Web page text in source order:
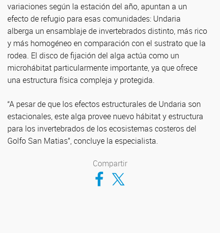
variaciones según la estación del año, apuntan a un
efecto de refugio para esas comunidades: Undaria
alberga un ensamblaje de invertebrados distinto, más rico
y más homogéneo en comparación con el sustrato que la
rodea. El disco de fijación del alga actúa como un
microhábitat particularmente importante, ya que ofrece
una estructura física compleja y protegida.
“A pesar de que los efectos estructurales de Undaria son
estacionales, este alga provee nuevo hábitat y estructura
para los invertebrados de los ecosistemas costeros del
Golfo San Matias”, concluye la especialista.
Compartir
Compartir en Facebook
Compartir en Twitter